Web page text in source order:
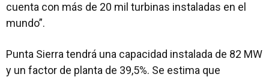
cuenta con más de 20 mil turbinas instaladas en el
mundo”.
Punta Sierra tendrá una capacidad instalada de 82 MW
y un factor de planta de 39,5%. Se estima que